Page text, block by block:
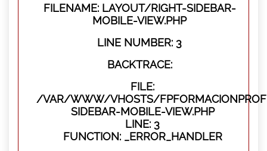
FILENAME: LAYOUT/RIGHT-SIDEBAR-
MOBILE-VIEW.PHP
LINE NUMBER: 3
BACKTRACE:
FILE:
/VAR/WWW/VHOSTS/
SIDEBAR-MOBILE-VIEW.PHP
LINE: 3
FUNCTION: _ERROR_HANDLER